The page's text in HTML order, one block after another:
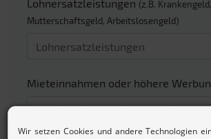
Lohnersatzleistungen (z.B.
Mutterschaftsgeld, Arbeitslosengeld)
Mieteinnahmen oder höhere